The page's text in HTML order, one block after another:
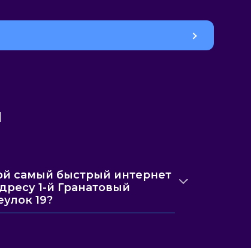
самый быстрый интернет
1-й Гранатовый
19?